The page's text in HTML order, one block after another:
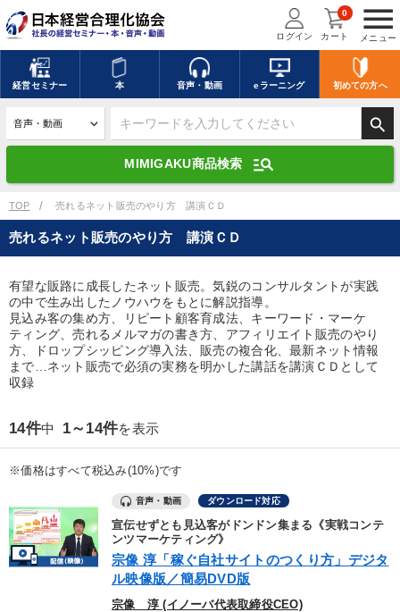
menu
メニュー
ログイン カート
0
経営セミナー 本 音声・動画 eラーニング 初めての方へ
search
MIMIGAKU商品検索 manage_search
キーワードを入力して探す
デジタル版対応のみ検索結果に表示する
search 上記の条件で検索
全国経営者セミナー講演収録物（全1315タイトル）からお探しいただけ
ます
カテゴリー
若手異才経営者の発想 専門家のアドバイス
テーマ
TOP 売れるネット販売のやり方 講演ＣＤ
売れるネット販売のやり方 講演ＣＤ
有望な販路に成長したネット販売。気鋭のコンサルタントが実践
の中で生み出したノウハウをもとに解説指導。
見込み客の集め方、リピート顧客育成法、キーワード・マーケ
ティング、売れるメルマガの書き方、アフィリエイト販売のやり
方、ドロップシッピング導入法、販売の複合化、最新ネット情報
まで…ネット販売で必須の実務を明かした講話を講演ＣＤとして
収録
14件中 1～14件を表示
※価格はすべて税込み(10%)です
音声・動画 ダウンロード対応
宣伝せずとも見込客がドンドン集まる《実戦コンテ
ンツマーケティング》
宗像 淳「稼ぐ自社サイトのつくり方」デジタ
ル映像版／簡易DVD版
宗像 淳 (イノーバ代表取締役CEO)